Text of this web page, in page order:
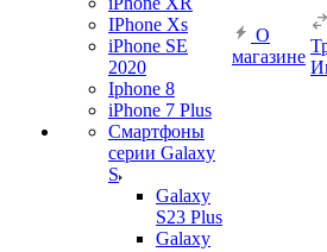
IPhone Xs
iPhone SE
2020
Iphone 8
iPhone 7 Plus
Смартфоны
серии Galaxy
S
Galaxy
S23 Plus
Galaxy
О
магазине